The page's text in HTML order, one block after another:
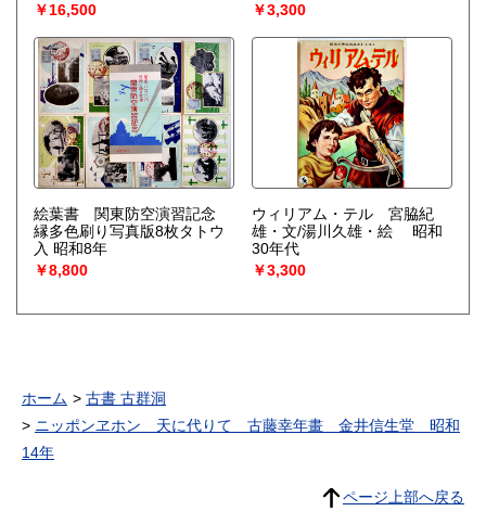
￥16,500
￥3,300
絵葉書 関東防空演習記念
縁多色刷り写真版8枚タトウ
入 昭和8年
￥8,800
ウィリアム・テル 宮脇紀
雄・文/湯川久雄・絵 昭和
30年代
￥3,300
ホーム
古書 古群洞
ニッポンヱホン 天に代りて 古藤幸年畫 金井信生堂 昭和
14年
ページ上部へ戻る